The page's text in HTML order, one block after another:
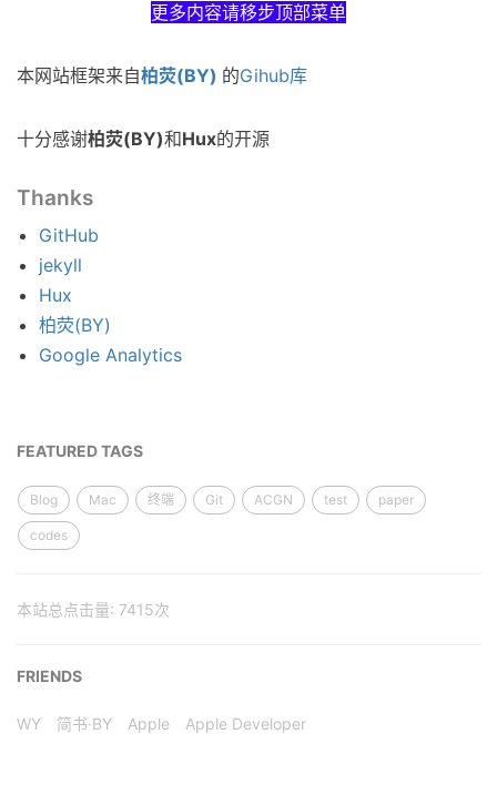
更多内容请移步顶部菜单
本网站框架来自柏荧(BY) 的Gihub库
十分感谢柏荧(BY)和Hux的开源
Thanks
GitHub
jekyll
Hux
柏荧(BY)
Google Analytics
FEATURED TAGS
Blog Mac 终端 Git ACGN test paper
codes
本站总点击量: 7415次
FRIENDS
WY 简书·BY Apple Apple Developer